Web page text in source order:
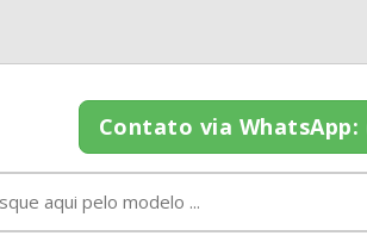
Contato via WhatsApp: